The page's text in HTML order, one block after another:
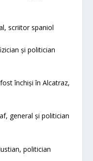
scriitor spaniol
și politician
închiși în Alcatraz,
general și politician
politician